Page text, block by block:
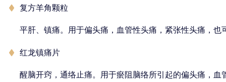
复方羊角颗粒
平肝、镇痛。用于偏头痛，血管性头痛，紧张性头痛，也
红龙镇痛片
醒脑开窍，通络止痛。用于瘀阻脑络所引起的偏头痛，血